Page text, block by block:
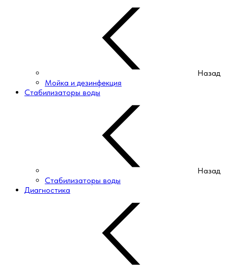
Назад
Мойка и дезинфекция
Стабилизаторы воды
Назад
Стабилизаторы воды
Диагностика